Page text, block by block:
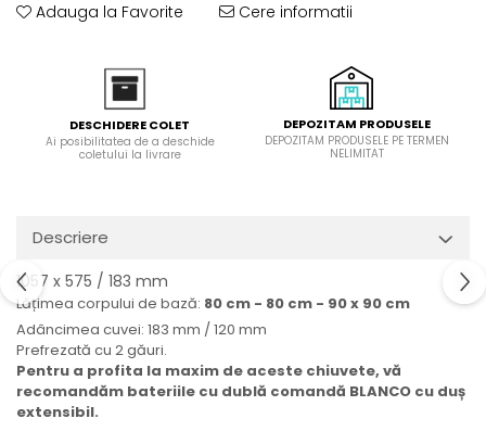
Inductie
Plite cu hota integrata
Adauga la Favorite Cere informatii
DESCHIDERE COLET
Ai posibilitatea de a deschide
coletului la livrare
DEPOZITAM PRODUSELE
DEPOZITAM PRODUSELE PE TERMEN
NELIMITAT
Descriere
1057 x 575 / 183 mm
Lățimea corpului de bază: 80 cm - 80 cm - 90 x 90 cm
Adâncimea cuvei: 183 mm / 120 mm
Prefrezată cu 2 găuri.
Pentru a profita la maxim de aceste chiuvete, vă
recomandăm bateriile cu dublă comandă BLANCO cu duș
extensibil.